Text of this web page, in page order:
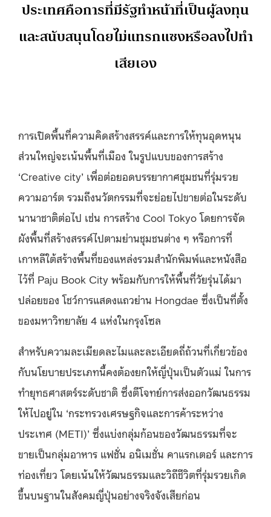
ประเทศคือการที่มีรัฐทำหน้าที่เป็นผู้ลงทุน
และสนับสนุนโดยไม่แทรกแซงหรือลงไปทำ
เสียเอง
การเปิดพื้นที่ความคิดสร้างสรรค์และการให้ทุนอุดหนุน
ส่วนใหญ่จะเน้นพื้นที่เมือง ในรูปแบบของการสร้าง
‘Creative city’ เพื่อต่อยอดบรรยากาศชุมชนที่รุ่มรวย
ความอาร์ต รวมถึงนวัตกรรมที่จะย่อยไปขายต่อในระดับ
นานาชาติต่อไป เช่น การสร้าง Cool Tokyo โดยการจัด
ผังพื้นที่สร้างสรรค์ไปตามย่านชุมชนต่าง ๆ หรือการที่
เกาหลีใต้สร้างพื้นที่ของแหล่งรวมสำนักพิมพ์และหนังสือ
ไว้ที่ Paju Book City พร้อมกับการให้พื้นที่วัยรุ่นได้มา
ปล่อยของ โชว์การแสดงแถวย่าน Hongdae ซึ่งเป็นที่ตั้ง
ของมหาวิทยาลัย 4 แห่งในกรุงโซล
สำหรับความละเมียดละไมและละเอียดถี่ถ้วนที่เกี่ยวข้อง
กับนโยบายประเภทนี้คงต้องยกให้ญี่ปุ่นเป็นตัวแม่ ในการ
ทำยุทธศาสตร์ระดับชาติ ซึ่งตีโจทย์การส่งออกวัฒนธรรม
ให้ไปอยู่ใน ‘กระทรวงเศรษฐกิจและการค้าระหว่าง
ประเทศ (METI)’ ซึ่งแบ่งกลุ่มก้อนของวัฒนธรรมที่จะ
ขายเป็นกลุ่มอาหาร แฟชั่น อนิเมชั่น คาแรกเตอร์ และการ
ท่องเที่ยว โดยเน้นให้วัฒนธรรมและวิถีชีวิตที่รุ่มรวยเกิด
ขึ้นบนฐานในสังคมญี่ปุ่นอย่างจริงจังเสียก่อน